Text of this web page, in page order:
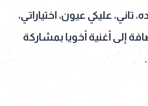
عليكي عيون، اختياراتي،
إلى أغنية أخويا بمشاركة